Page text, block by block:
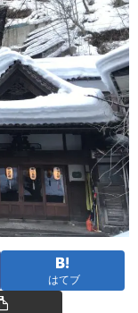
はてブ